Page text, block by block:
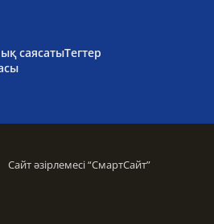
саясатыТегтер
Сайт әзірлемесі “СмартСайт”